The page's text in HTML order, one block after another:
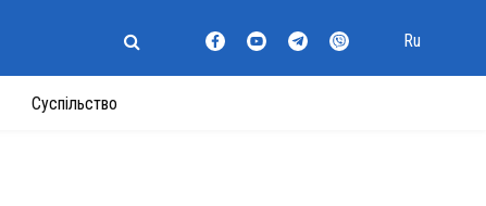
Суспільство
Ru